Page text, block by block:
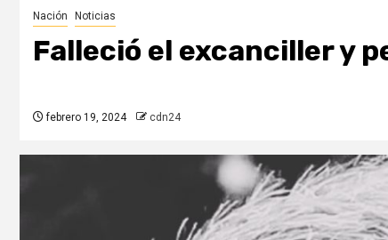
Nación Noticias
Falleció el excanciller y
febrero 19, 2024 cdn24